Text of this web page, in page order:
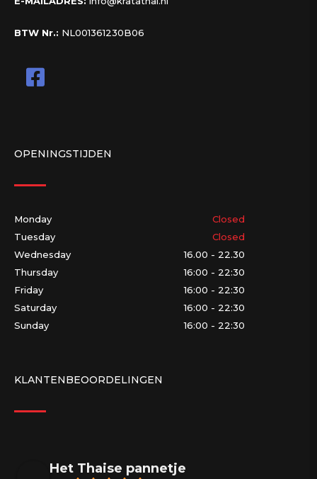
BTW Nr.: NL001361230B06
OPENINGSTIJDEN
Monday
Closed
Tuesday
Closed
Wednesday
16.00 - 22.30
Thursday
16:00 - 22:30
Friday
16:00 - 22:30
Saturday
16:00 - 22:30
Sunday
16:00 - 22:30
KLANTENBEOORDELINGEN
Het Thaise pannetje